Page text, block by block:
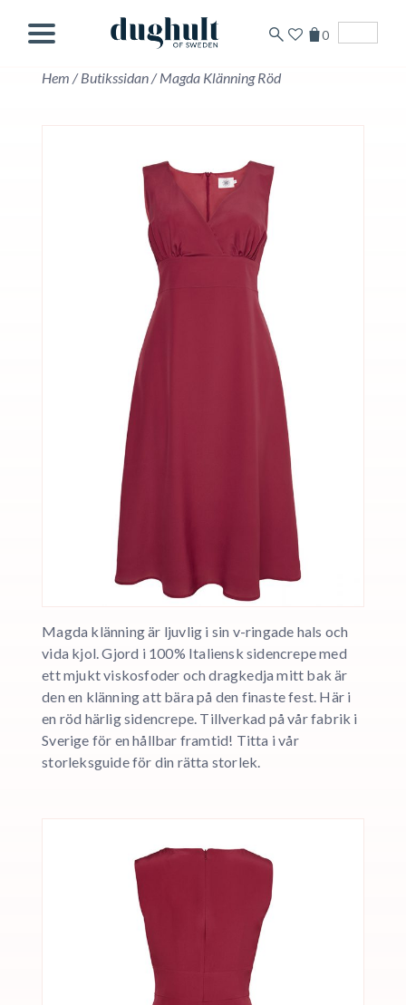
0
Hem /Butikssidan/Magda Klänning Röd
Magda klänning är ljuvlig i sin v-ringade hals och
vida kjol. Gjord i 100% Italiensk sidencrepe med
ett mjukt viskosfoder och dragkedja mitt bak är
den en klänning att bära på den finaste fest. Här i
en röd härlig sidencrepe. Tillverkad på vår fabrik i
Sverige för en hållbar framtid! Titta i vår
storleksguide för din rätta storlek.